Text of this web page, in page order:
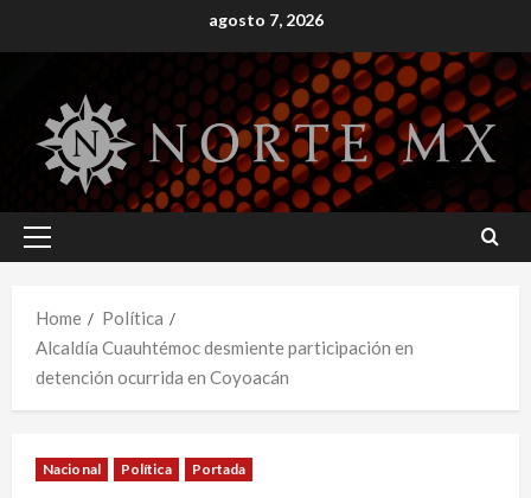
to
agosto 7, 2026
Primary
Home
Política
Alcaldía Cuauhtémoc desmiente participación en
detención ocurrida en Coyoacán
Nacional Política Portada